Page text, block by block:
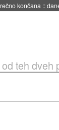
končana ::
teh dveh